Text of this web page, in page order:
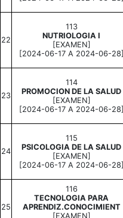
22
113
NUTRIOLOGIA I
[EXAMEN]
[2024-06-17 A 2024-06-28]
23
114
PROMOCION DE LA SALUD
[EXAMEN]
[2024-06-17 A 2024-06-28]
24
115
PSICOLOGIA DE LA SALUD
[EXAMEN]
[2024-06-17 A 2024-06-28]
25
116
TECNOLOGIA PARA
APRENDIZ.CONOCIMIENT
[EXAMEN]